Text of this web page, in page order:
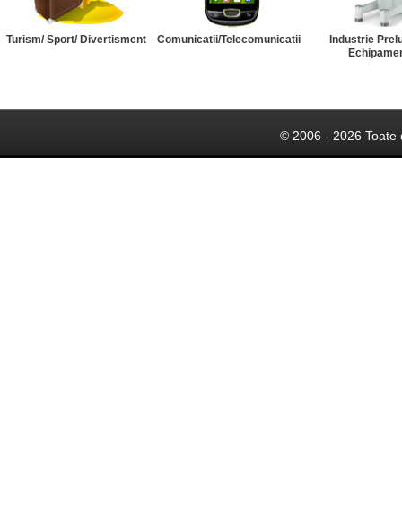
Turism/ Sport/ Divertisment Comunicatii/Telecomunicatii
Industrie
© 2006 - 2026